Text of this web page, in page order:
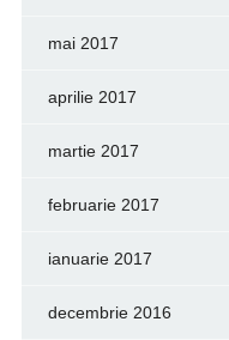
mai 2017
aprilie 2017
martie 2017
februarie 2017
ianuarie 2017
decembrie 2016